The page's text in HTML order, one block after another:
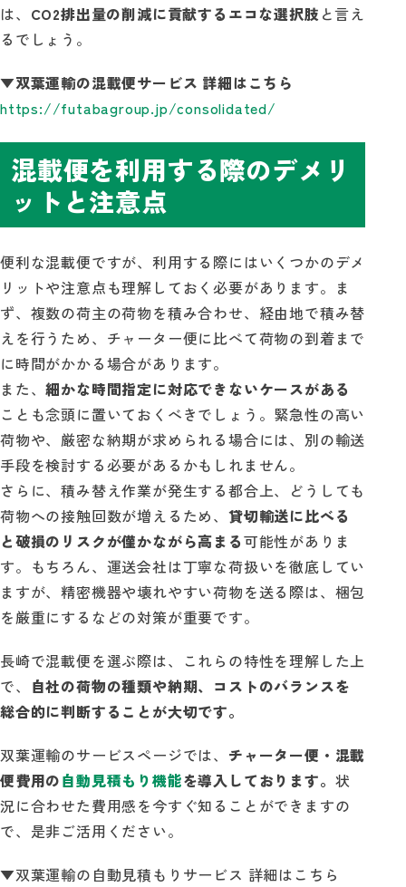
は、 CO2排出量の削減に貢献するエコな選択肢 と言え
るでしょう。
▼双葉運輸の混載便サービス 詳細はこちら
https://futabagroup.jp/consolidated/
混載便を利用する際のデメリ
ットと注意点
便利な混載便ですが、利用する際にはいくつかのデメ
リットや注意点も理解しておく必要があります。ま
ず、複数の荷主の荷物を積み合わせ、経由地で積み替
えを行うため、チャーター便に比べて荷物の到着まで
に時間がかかる場合があります。
また、細かな時間指定に対応できないケースがある
ことも念頭に置いておくべきでしょう。緊急性の高い
荷物や、厳密な納期が求められる場合には、別の輸送
手段を検討する必要があるかもしれません。
さらに、積み替え作業が発生する都合上、どうしても
荷物への接触回数が増えるため、貸切輸送に比べる
と破損のリスクが僅かながら高まる可能性がありま
す。もちろん、運送会社は丁寧な荷扱いを徹底してい
ますが、精密機器や壊れやすい荷物を送る際は、梱包
を厳重にするなどの対策が重要です。
長崎で混載便を選ぶ際は、これらの特性を理解した上
で、 自社の荷物の種類や納期、コストのバランスを
総合的に判断することが大切です。
双葉運輸のサービスページでは、 チャーター便・混載
便費用の自動見積もり機能を導入しております。 状
況に合わせた費用感を今すぐ知ることができますの
で、是非ご活用ください。
▼双葉運輸の自動見積もりサービス 詳細はこちら